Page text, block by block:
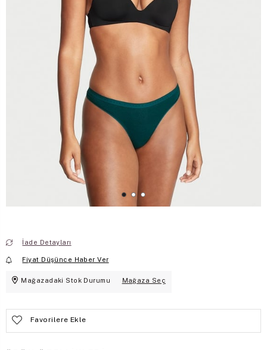
İade Detayları
Fiyat Düşünce Haber Ver
Mağazadaki Stok Durumu Mağaza Seç
Favorilere Ekle